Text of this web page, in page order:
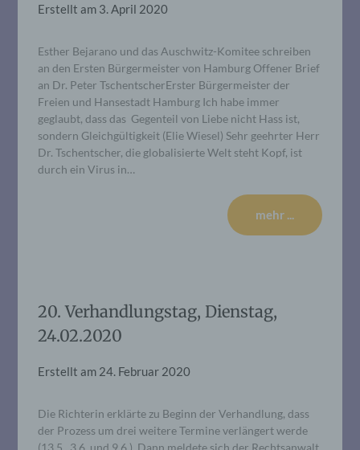
Erstellt am 3. April 2020
Esther Bejarano und das Auschwitz-Komitee schreiben
an den Ersten Bürgermeister von Hamburg Offener Brief
an Dr. Peter TschentscherErster Bürgermeister der
Freien und Hansestadt Hamburg Ich habe immer
geglaubt, dass das Gegenteil von Liebe nicht Hass ist,
sondern Gleichgültigkeit (Elie Wiesel) Sehr geehrter Herr
Dr. Tschentscher, die globalisierte Welt steht Kopf, ist
durch ein Virus in…
mehr ...
20. Verhandlungstag, Dienstag,
24.02.2020
Erstellt am 24. Februar 2020
Die Richterin erklärte zu Beginn der Verhandlung, dass
der Prozess um drei weitere Termine verlängert werde
(13.5., 3.6. und 9.6.). Dann meldete sich der Rechtsanwalt